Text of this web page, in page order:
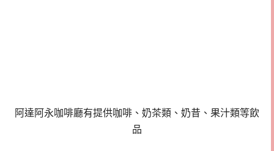
阿達阿永咖啡廳有提供咖啡、奶茶類、奶昔、果汁類等飲
品